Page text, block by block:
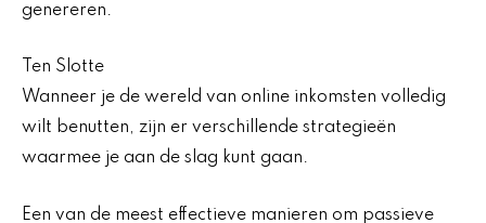
genereren.
Ten Slotte
Wanneer je de wereld van online inkomsten volledig
wilt benutten, zijn er verschillende strategieën
waarmee je aan de slag kunt gaan.
Een van de meest effectieve manieren om passieve